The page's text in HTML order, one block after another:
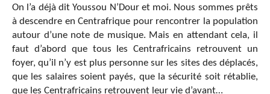
On l’a déjà dit Youssou N’Dour et moi. Nous sommes prêts
à descendre en Centrafrique pour rencontrer la population
autour d’une note de musique. Mais en attendant cela, il
faut d’abord que tous les Centrafricains retrouvent un
foyer, qu’il n’y est plus personne sur les sites des déplacés,
que les salaires soient payés, que la sécurité soit rétablie,
que les Centrafricains retrouvent leur vie d’avant…